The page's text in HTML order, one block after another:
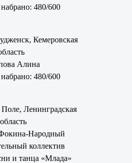
480/600
Кемеровская
Алина
480/600
Ленинградская
область
Народный
коллектив
и танца «Млада»